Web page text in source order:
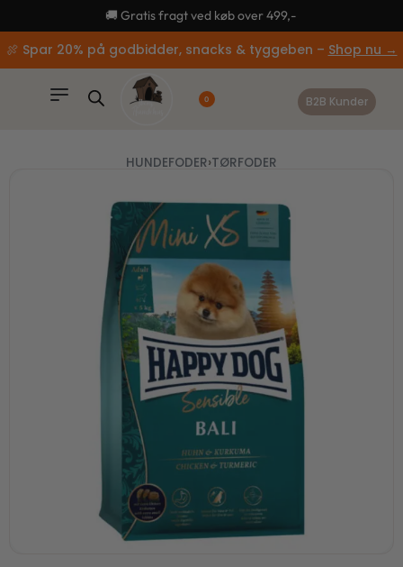
🚚 Gratis fragt ved køb over 499,-
🍖 Spar 20% på godbidder, snacks & tyggeben – Shop nu →
0 B2B Kunder
HUNDEFODER›TØRFODER